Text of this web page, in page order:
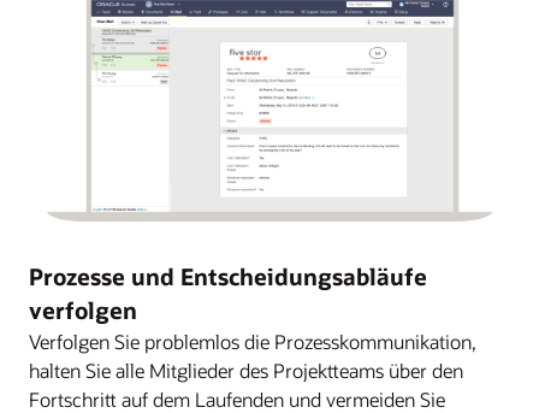
Prozesse und Entscheidungsabläufe
verfolgen
Verfolgen Sie problemlos die Prozesskommunikation,
halten Sie alle Mitglieder des Projektteams über den
Fortschritt auf dem Laufenden und vermeiden Sie